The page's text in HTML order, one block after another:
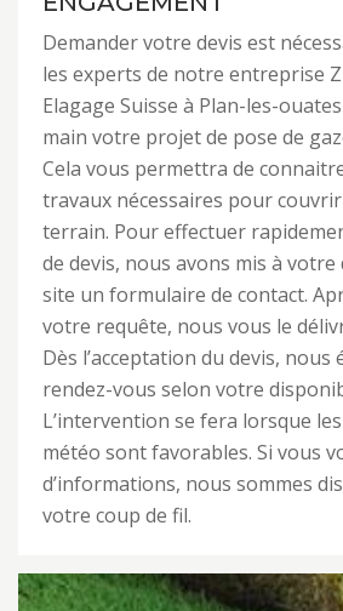
Demander votre devis est
les experts de notre entreprise
Elagage Suisse à Plan-les-
main votre projet de pose de
Cela vous permettra de
travaux nécessaires pour
terrain. Pour effectuer
de devis, nous avons mis à
site un formulaire de contact.
votre requête, nous vous le
Dès l’acceptation du devis,
rendez-vous selon votre
L’intervention se fera lorsque
météo sont favorables. Si vous
d’informations, nous sommes
votre coup de fil.